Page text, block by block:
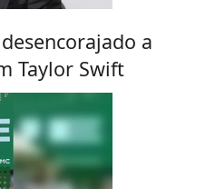
a
Taylor Swift